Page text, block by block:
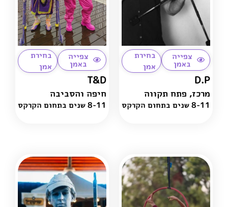
צפייה
באמן
בחירת
אמן
D.P
מרכז, פתח תקווה
8-11 שנים בתחום הקרקס
צפייה
באמן
בחירת
אמן
T&D
חיפה והסביבה
8-11 שנים בתחום הקרקס